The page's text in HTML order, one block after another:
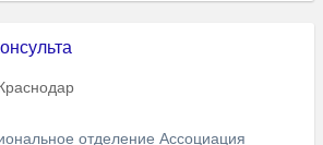
отделение Ассоциация